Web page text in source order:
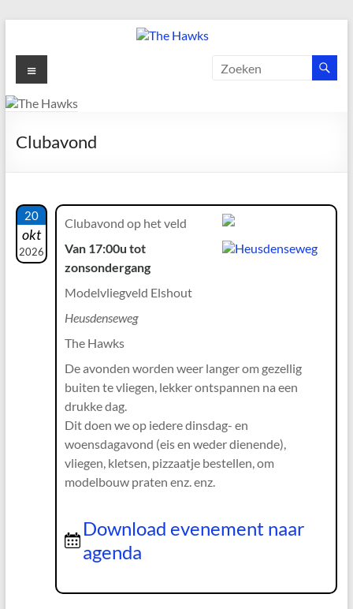
de
inhoud
The
Hawks
gezelligste
Menu
Clubavond
20
okt
2026
Clubavond op het veld
Van 17:00u tot
zonsondergang
Modelvliegveld Elshout
Heusdenseweg
The Hawks
De avonden worden weer langer om gezellig
buiten te vliegen, lekker ontspannen na een
drukke dag.
Dit doen we op iedere dinsdag- en
woensdagavond (eis en weder dienende),
vliegen, kletsen, pizzaatje bestellen, om
modelbouw praten enz. enz.
Download evenement naar
agenda